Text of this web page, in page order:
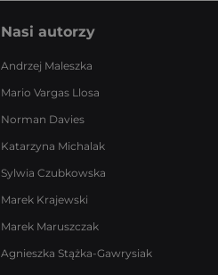
Nasi autorzy
Andrzej Maleszka
Mario Vargas Llosa
Norman Davies
Katarzyna Michalak
Sylwia Czubkowska
Marek Krajewski
Marek Maruszczak
Agnieszka Stążka-Gawrysiak